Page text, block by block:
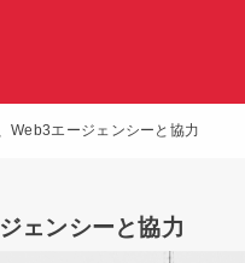
Web3エージェンシーと協力
ェンシーと協力